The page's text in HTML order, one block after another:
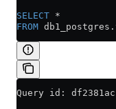
SELECT *
FROM db1_postgres .
Query id: